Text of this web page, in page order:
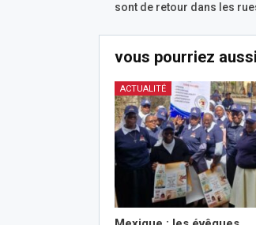
sont de retour dans les
vous pourriez
ACTUALITÉ